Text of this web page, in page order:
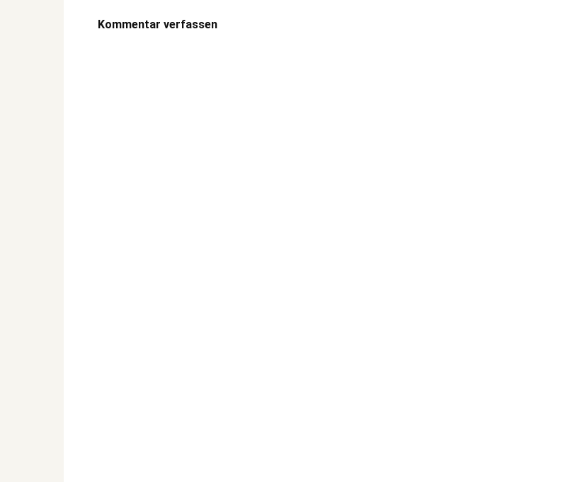
Kommentar verfassen